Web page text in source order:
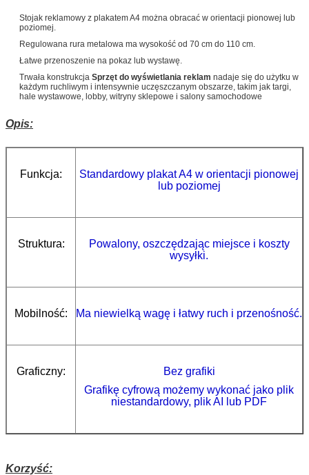
Stojak reklamowy z plakatem A4 można obracać w orientacji pionowej lub
poziomej.
Regulowana rura metalowa ma wysokość od 70 cm do 110 cm.
Łatwe przenoszenie na pokaz lub wystawę.
Trwała konstrukcja Sprzęt do wyświetlania reklam nadaje się do użytku w
każdym ruchliwym i intensywnie uczęszczanym obszarze, takim jak targi,
hale wystawowe, lobby, witryny sklepowe i salony samochodowe
Opis:
Funkcja:
Standardowy plakat A4 w orientacji pionowej
lub poziomej
Struktura:
Powalony, oszczędzając miejsce i koszty
wysyłki.
Mobilność: Ma niewielką wagę i łatwy ruch i przenośność.
Graficzny:
Bez grafiki
Grafikę cyfrową możemy wykonać jako plik
niestandardowy, plik AI lub PDF
Korzyść: